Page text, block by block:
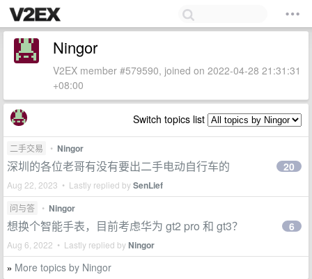
Ningor
V2EX member #579590, joined on 2022-04-28 21:31:31
+08:00
Switch topics list
二手交易 • Ningor
深圳的各位老哥有没有要出二手电动自行车的
Aug 22, 2023 • Lastly replied bySenLief
20
问与答 • Ningor
想换个智能手表，目前考虑华为 gt2 pro 和 gt3？
Aug 6, 2022 • Lastly replied byNingor
6
» More topics by Ningor